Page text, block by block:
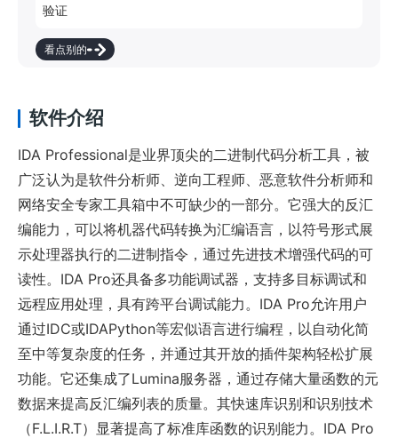
验证的事实标准。
看点别的
软件介绍
IDA Professional是业界顶尖的二进制代码分析工具，被
广泛认为是软件分析师、逆向工程师、恶意软件分析师和
网络安全专家工具箱中不可缺少的一部分。它强大的反汇
编能力，可以将机器代码转换为汇编语言，以符号形式展
示处理器执行的二进制指令，通过先进技术增强代码的可
读性。IDA Pro还具备多功能调试器，支持多目标调试和
远程应用处理，具有跨平台调试能力。IDA Pro允许用户
通过IDC或IDAPython等宏似语言进行编程，以自动化简
至中等复杂度的任务，并通过其开放的插件架构轻松扩展
功能。它还集成了Lumina服务器，通过存储大量函数的元
数据来提高反汇编列表的质量。其快速库识别和识别技术
（F.L.I.R.T）显著提高了标准库函数的识别能力。IDA Pro